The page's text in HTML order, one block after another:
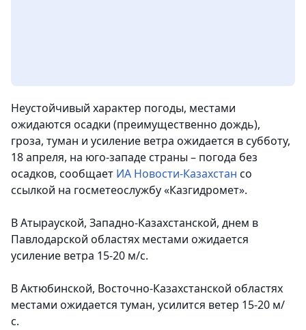
Неустойчивый характер погоды, местами
ожидаются осадки (преимущественно дождь),
гроза, туман и усиление ветра ожидается в субботу,
18 апреля, на юго-западе страны – погода без
осадков, сообщает ИА Новости-Казахстан со
ссылкой на госметеослужбу «Казгидромет».
В Атырауской, Западно-Казахстанской, днем в
Павлодарской областях местами ожидается
усиление ветра 15-20 м/с.
В Актюбинской, Восточно-Казахстанской областях
местами ожидается туман, усилится ветер 15-20 м/
с.